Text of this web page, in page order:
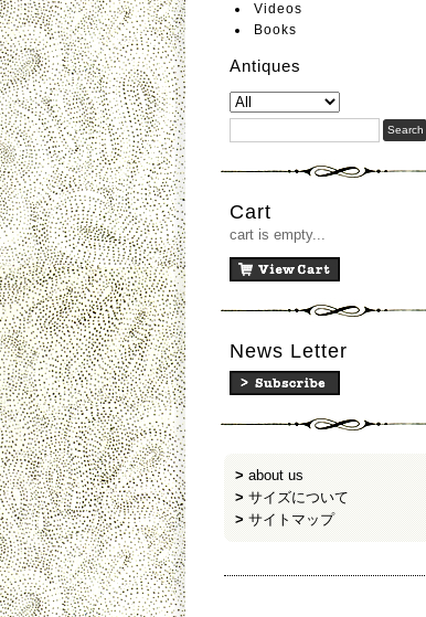
Videos
Books
Antiques
Cart
cart is empty...
News Letter
> about us
> サイズについて
> サイトマップ